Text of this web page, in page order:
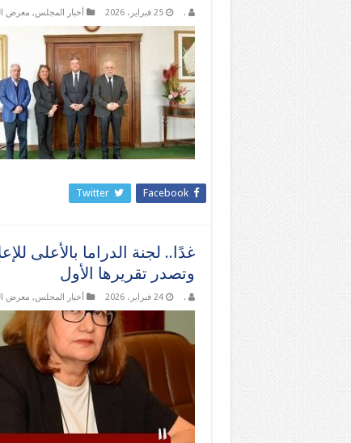
. 25 فبراير، 2026 أخبار المجلس, معرض
Facebook
Twitter
غدًا.. لجنة الدراما بالأعلى
وتصدر تقريرها الأول
. 24 فبراير، 2026 أخبار المجلس, معرض